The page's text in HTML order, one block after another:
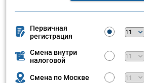
Первичная
регистрация
Смена внутри
налоговой
Смена по Москве